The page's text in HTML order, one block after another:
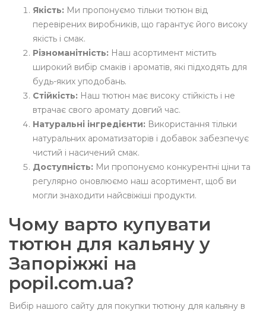
Якість: Ми пропонуємо тільки тютюн від
перевірених виробників, що гарантує його високу
якість і смак.
Різноманітність: Наш асортимент містить
широкий вибір смаків і ароматів, які підходять для
будь-яких уподобань.
Стійкість: Наш тютюн має високу стійкість і не
втрачає свого аромату довгий час.
Натуральні інгредієнти: Використання тільки
натуральних ароматизаторів і добавок забезпечує
чистий і насичений смак.
Доступність: Ми пропонуємо конкурентні ціни та
регулярно оновлюємо наш асортимент, щоб ви
могли знаходити найсвіжіші продукти.
Чому варто купувати
тютюн для кальяну у
Запоріжжі на
popil.com.ua?
Вибір нашого сайту для покупки тютюну для кальяну в